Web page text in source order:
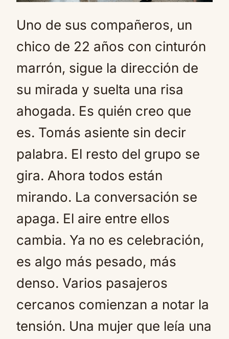
Uno de sus compañeros, un
chico de 22 años con cinturón
marrón, sigue la dirección de
su mirada y suelta una risa
ahogada. Es quién creo que
es. Tomás asiente sin decir
palabra. El resto del grupo se
gira. Ahora todos están
mirando. La conversación se
apaga. El aire entre ellos
cambia. Ya no es celebración,
es algo más pesado, más
denso. Varios pasajeros
cercanos comienzan a notar la
tensión. Una mujer que leía una